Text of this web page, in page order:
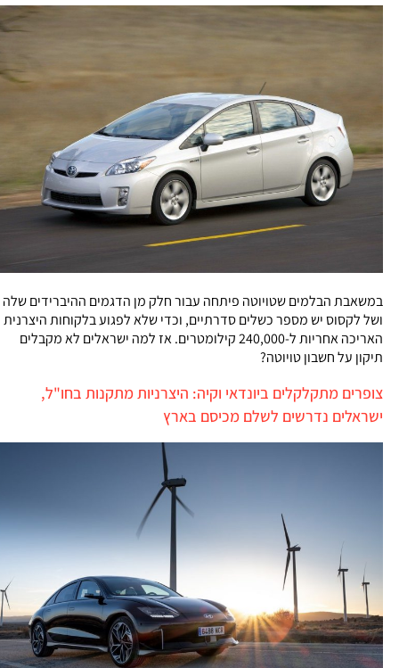
במשאבת הבלמים שטויוטה פיתחה עבור חלק מן הדגמים ההיברידים שלה
ושל לקסוס יש מספר כשלים סדרתיים, וכדי שלא לפגוע בלקוחות היצרנית
האריכה אחריות ל-240,000 קילומטרים. אז למה ישראלים לא מקבלים
תיקון על חשבון טויוטה?
צופרים מתקלקלים ביונדאי וקיה: היצרניות מתקנות בחו"ל,
ישראלים נדרשים לשלם מכיסם בארץ